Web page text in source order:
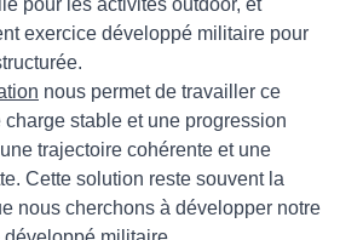
pour les activités outdoor, et
exercice développé militaire pour
nous permet de travailler ce
stable et une progression
trajectoire cohérente et une
Cette solution reste souvent la
nous cherchons à développer notre